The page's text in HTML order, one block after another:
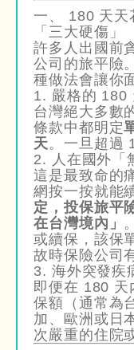
一、 180 天天
「三大硬傷」
許多人出國前
公司的旅平險
種做法會讓你
1. 嚴格的 180
台灣絕大多數
條款中都明定
天。一旦超過
2. 人在國外「
這是最致命的
網按一按就能
定，投保旅平
在台灣境內」
或續保，該保
故時保險公司
3. 海外突發疾
即便在 180 天
保額（通常為
加、歐洲或日
次嚴重的住院